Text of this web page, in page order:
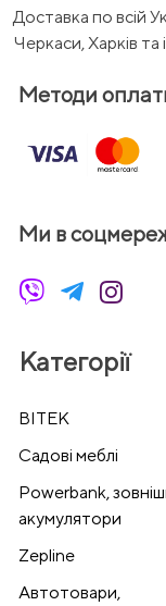
Доставка по всій
Черкаси, Харків та
Методи
Ми в
Категорії
BITEK
Cадові меблі
Powerbank,
акумулятори
Zepline
Автотовари,